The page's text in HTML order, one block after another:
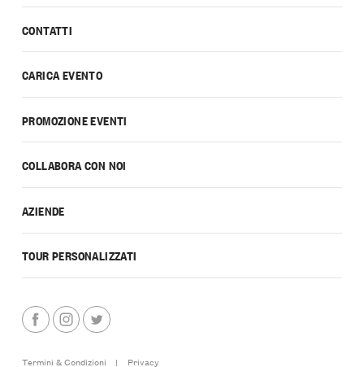
CONTATTI
CARICA EVENTO
PROMOZIONE EVENTI
COLLABORA CON NOI
AZIENDE
TOUR PERSONALIZZATI
Termini & Condizioni | Privacy